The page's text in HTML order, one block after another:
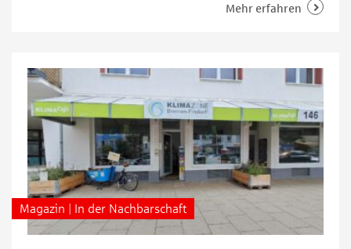
Steuer steigen 2021 die Kosten für Benzin, Diesel,
Energieverbrauch zu
Mehr erfahren
Magazin | In der Nachbarschaft